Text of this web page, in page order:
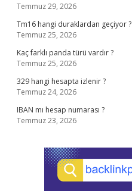
Temmuz 29, 2026
Tm16 hangi duraklardan geçiyor ?
Temmuz 25, 2026
Kaç farklı panda türü vardır ?
Temmuz 25, 2026
329 hangi hesapta izlenir ?
Temmuz 24, 2026
IBAN mı hesap numarası ?
Temmuz 23, 2026